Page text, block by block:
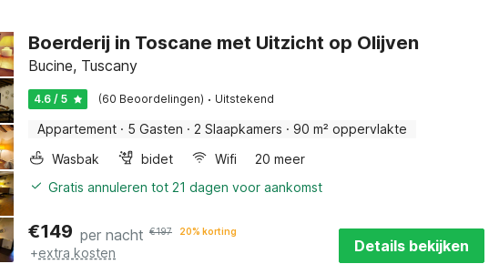
Boerderij in Toscane met Uitzicht op Olijven
Bucine, Tuscany
4.6 / 5 (60 Beoordelingen) · Uitstekend
Appartement · 5 Gasten · 2 Slaapkamers · 90 m² oppervlakte
Wasbak
bidet Wifi
20 meer
Gratis annuleren tot 21 dagen voor aankomst
€149 per nacht €197 20% korting
+extra kosten Details bekijken